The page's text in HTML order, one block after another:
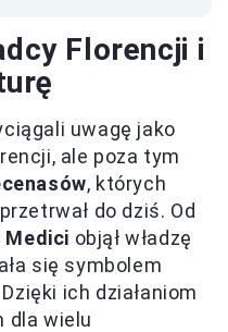
Florencji i
uwagę jako
ale poza tym
, których
do dziś. Od
Medici objął władzę
się symbolem
ich działaniom
dla wielu